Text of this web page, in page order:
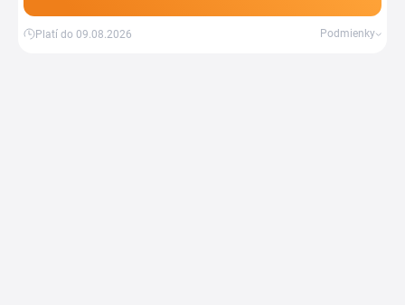
Platí do 09.08.2026 Podmienky